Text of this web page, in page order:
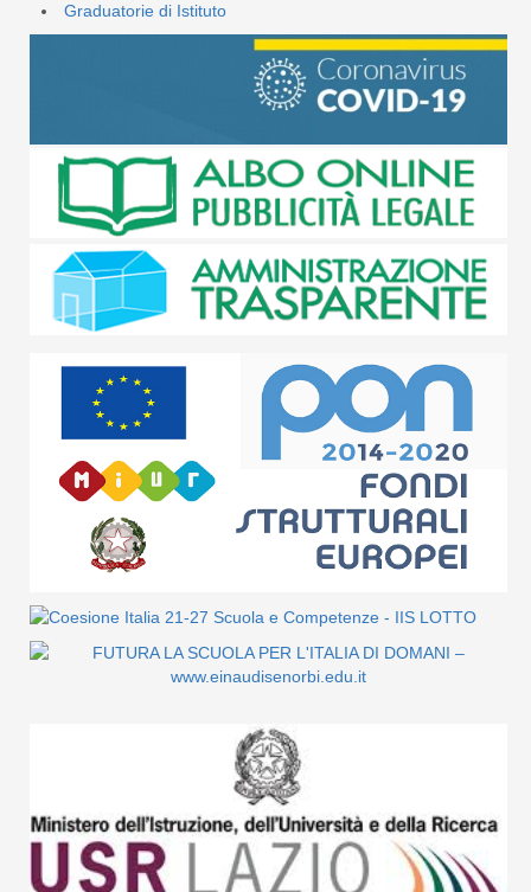
Graduatorie di Istituto